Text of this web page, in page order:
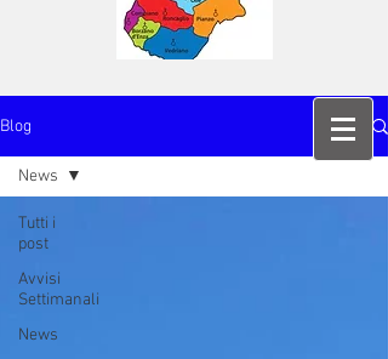
Blog
Tutti i
post
Avvisi
Settimanali
News
News